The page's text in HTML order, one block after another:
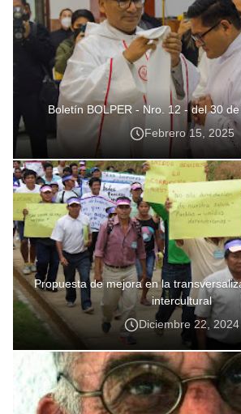
Boletín BOLPER - Nro. 12 - del 30
Febrero 15, 2025
Propuesta de mejora en la
intercultural
Diciembre 22, 2024